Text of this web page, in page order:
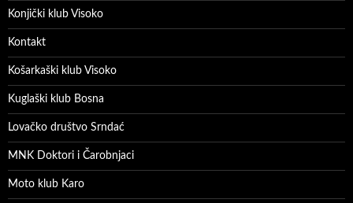
Konjički klub Visoko
Kontakt
Košarkaški klub Visoko
Kuglaški klub Bosna
Lovačko društvo Srndać
MNK Doktori i Čarobnjaci
Moto klub Karo